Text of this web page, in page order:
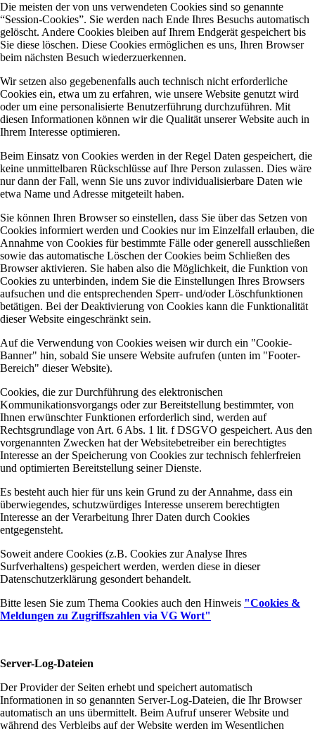
Die meisten der von uns verwendeten Cookies sind so genannte
“Session-Cookies”. Sie werden nach Ende Ihres Besuchs automatisch
gelöscht. Andere Cookies bleiben auf Ihrem Endgerät gespeichert bis
Sie diese löschen. Diese Cookies ermöglichen es uns, Ihren Browser
beim nächsten Besuch wiederzuerkennen.
Wir setzen also gegebenenfalls auch technisch nicht erforderliche
Cookies ein, etwa um zu erfahren, wie unsere Website genutzt wird
oder um eine personalisierte Benutzerführung durchzuführen. Mit
diesen Informationen können wir die Qualität unserer Website auch in
Ihrem Interesse optimieren.
Beim Einsatz von Cookies werden in der Regel Daten gespeichert, die
keine unmittelbaren Rückschlüsse auf Ihre Person zulassen. Dies wäre
nur dann der Fall, wenn Sie uns zuvor individualisierbare Daten wie
etwa Name und Adresse mitgeteilt haben.
Sie können Ihren Browser so einstellen, dass Sie über das Setzen von
Cookies informiert werden und Cookies nur im Einzelfall erlauben, die
Annahme von Cookies für bestimmte Fälle oder generell ausschließen
sowie das automatische Löschen der Cookies beim Schließen des
Browser aktivieren. Sie haben also die Möglichkeit, die Funktion von
Cookies zu unterbinden, indem Sie die Einstellungen Ihres Browsers
aufsuchen und die entsprechenden Sperr- und/oder Löschfunktionen
betätigen. Bei der Deaktivierung von Cookies kann die Funktionalität
dieser Website eingeschränkt sein.
Auf die Verwendung von Cookies weisen wir durch ein "Cookie-
Banner" hin, sobald Sie unsere Website aufrufen (unten im "Footer-
Bereich" dieser Website).
Cookies, die zur Durchführung des elektronischen
Kommunikationsvorgangs oder zur Bereitstellung bestimmter, von
Ihnen erwünschter Funktionen erforderlich sind, werden auf
Rechtsgrundlage von Art. 6 Abs. 1 lit. f DSGVO gespeichert. Aus den
vorgenannten Zwecken hat der Websitebetreiber ein berechtigtes
Interesse an der Speicherung von Cookies zur technisch fehlerfreien
und optimierten Bereitstellung seiner Dienste.
Es besteht auch hier für uns kein Grund zu der Annahme, dass ein
überwiegendes, schutzwürdiges Interesse unserem berechtigten
Interesse an der Verarbeitung Ihrer Daten durch Cookies
entgegensteht.
Soweit andere Cookies (z.B. Cookies zur Analyse Ihres
Surfverhaltens) gespeichert werden, werden diese in dieser
Datenschutzerklärung gesondert behandelt.
Bitte lesen Sie zum Thema Cookies auch den Hinweis "Cookies &
Meldungen zu Zugriffszahlen via VG Wort"
Server-Log-Dateien
Der Provider der Seiten erhebt und speichert automatisch
Informationen in so genannten Server-Log-Dateien, die Ihr Browser
automatisch an uns übermittelt. Beim Aufruf unserer Website und
während des Verbleibs auf der Website werden im Wesentlichen